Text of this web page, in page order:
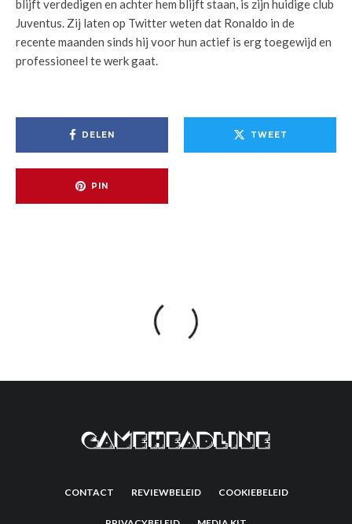
blijft verdedigen en achter hem blijft staan, is zijn huidige club
Juventus. Zij laten op Twitter weten dat Ronaldo in de
recente maanden sinds hij voor hun actief is erg toegewijd en
professioneel te werk gaat.
DELEN TWEET
PIN
CONTACT REVIEWBELEID COOKIEBELEID